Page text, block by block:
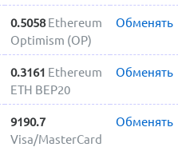
0.5058 Ethereum
Optimism (OP)
Обменять
0.3161 Ethereum
ETH BEP20
Обменять
9190.7
Visa/MasterCard
Обменять